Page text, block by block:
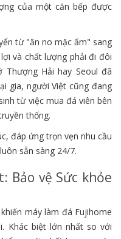
của một căn bếp được
từ "ăn no mặc ấm" sang
và chất lượng phải đi đôi
Thượng Hải hay Seoul đã
gia, người Việt cũng đang
từ việc mua đá viên bên
thống.
đáp ứng trọn vẹn nhu cầu
sẵn sàng 24/7.
Bảo vệ Sức khỏe
máy làm đá Fujihome
Khác biệt lớn nhất so với